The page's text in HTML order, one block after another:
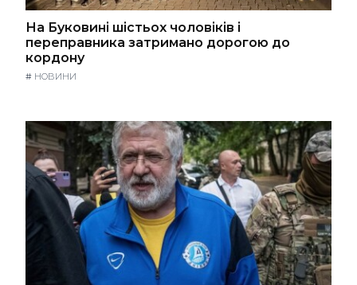
На Буковині шістьох чоловіків і
переправника затримано дорогою до
кордону
# НОВИНИ